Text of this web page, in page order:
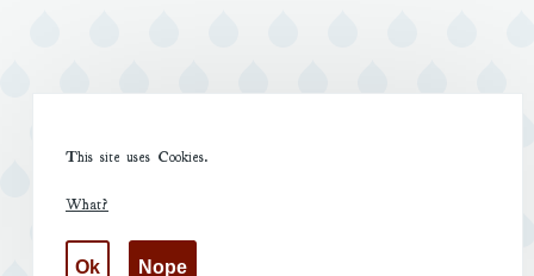
This site uses Cookies.
What?
Ok Nope